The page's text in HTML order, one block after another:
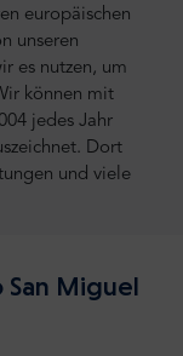
europäischen
unseren
es nutzen, um
können mit
jedes Jahr
Dort
und viele
San Miguel